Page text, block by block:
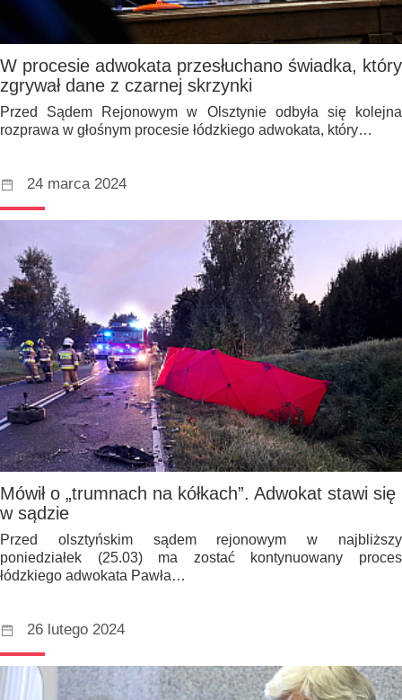
W procesie adwokata przesłuchano świadka, który
zgrywał dane z czarnej skrzynki
Przed Sądem Rejonowym w Olsztynie odbyła się kolejna
rozprawa w głośnym procesie łódzkiego adwokata, który…
24 marca 2024
Mówił o „trumnach na kółkach”. Adwokat stawi się
w sądzie
Przed olsztyńskim sądem rejonowym w najbliższy
poniedziałek (25.03) ma zostać kontynuowany proces
łódzkiego adwokata Pawła…
26 lutego 2024